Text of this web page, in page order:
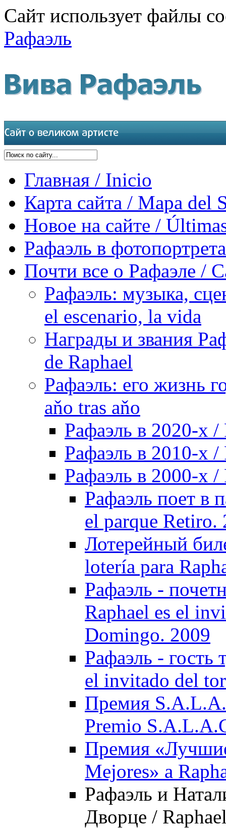
Сайт использует файлы
Рафаэль
Главная / Inicio
Карта сайта / Mapa del
Новое на сайте /
Рафаэль в
Почти все о Рафаэле /
Рафаэль: музыка,
el escenario, la vida
Награды и звания
de Raphael
Рафаэль: его жизнь
aňo tras aňo
Рафаэль в 2020-х /
Рафаэль в 2010-х /
Рафаэль в 2000-х /
Рафаэль поет в
el parque Retiro.
Лотерейный
lotería para
Рафаэль -
Raphael es el
Domingo. 2009
Рафаэль - гость
el invitado del
Премия
Premio
Премия
Mejores» a
Рафаэль и
Дворце /